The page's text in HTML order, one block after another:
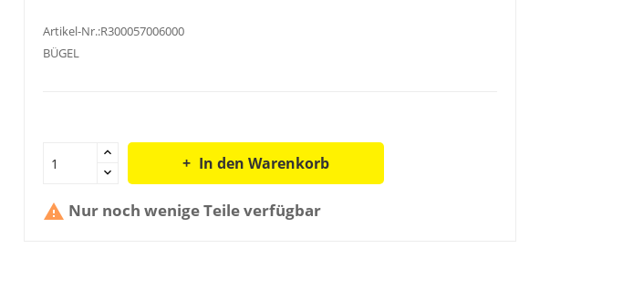
Artikel-Nr.:R300057006000
BÜGEL
In den Warenkorb
 Nur noch wenige Teile verfügbar